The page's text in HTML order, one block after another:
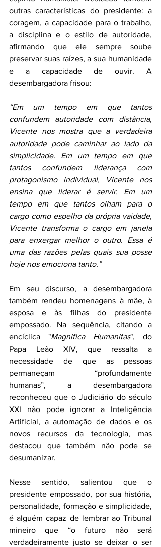
outras características do presidente: a
coragem, a capacidade para o trabalho,
a disciplina e o estilo de autoridade,
afirmando que ele sempre soube
preservar suas raízes, a sua humanidade
e a capacidade de ouvir. A
desembargadora frisou:
“Em um tempo em que tantos
confundem autoridade com distância,
Vicente nos mostra que a verdadeira
autoridade pode caminhar ao lado da
simplicidade. Em um tempo em que
tantos confundem liderança com
protagonismo individual, Vicente nos
ensina que liderar é servir. Em um
tempo em que tantos olham para o
cargo como espelho da própria vaidade,
Vicente transforma o cargo em janela
para enxergar melhor o outro. Essa é
uma das razões pelas quais sua posse
hoje nos emociona tanto.”
Em seu discurso, a desembargadora
também rendeu homenagens à mãe, à
esposa e às filhas do presidente
empossado. Na sequência, citando a
encíclica "Magnifica Humanitas", do
Papa Leão XIV, que ressalta a
necessidade de que as pessoas
permaneçam “profundamente
humanas”, a desembargadora
reconheceu que o Judiciário do século
XXI não pode ignorar a Inteligência
Artificial, a automação de dados e os
novos recursos da tecnologia, mas
destacou que também não pode se
desumanizar.
Nesse sentido, salientou que o
presidente empossado, por sua história,
personalidade, formação e simplicidade,
é alguém capaz de lembrar ao Tribunal
mineiro que “o futuro não será
verdadeiramente justo se deixar o ser